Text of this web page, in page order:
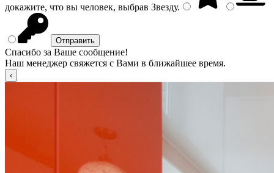
докажите, что вы человек, выбрав Звезду.
Спасибо за Ваше сообщение!
Наш менеджер свяжется с Вами в ближайшее время.